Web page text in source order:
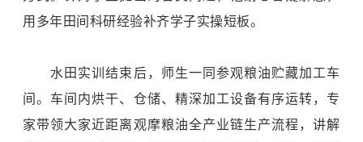
用多年田间科研经验补齐学子实操短板。
水田实训结束后，师生一同参观粮油贮藏加工车
间。车间内烘干、仓储、精深加工设备有序运转，专
家带领大家近距离观摩粮油全产业链生产流程，讲解